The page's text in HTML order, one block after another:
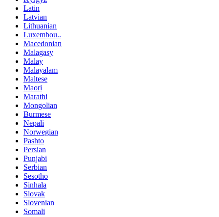
Latin
Latvian
Lithuanian
Luxembou..
Macedonian
Malagasy
Malay
Malayalam
Maltese
Maori
Marathi
Mongolian
Burmese
Nepali
Norwegian
Pashto
Persian
Punjabi
Serbian
Sesotho
Sinhala
Slovak
Slovenian
Somali